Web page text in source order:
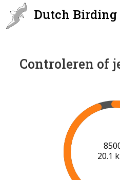
Dutch Birding
Controleren of
20.2